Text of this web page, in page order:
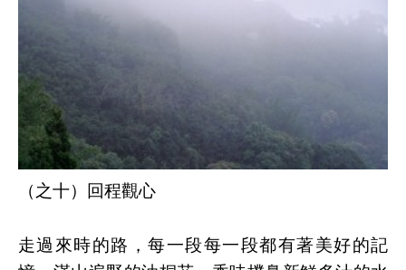
（之十）回程觀心
走過來時的路，每一段每一段都有著美好的記